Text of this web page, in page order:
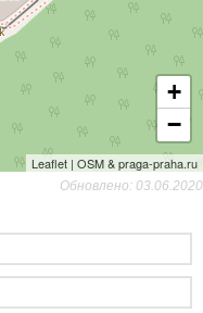
+
−
Leaflet | OSM & praga-praha.ru
Обновлено: 03.06.2020